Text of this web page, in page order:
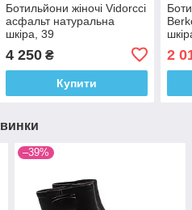
Ботильйони жіночі Vidorcci
асфальт натуральна
шкіра, 39
4 250₴
Купити
2
–39%